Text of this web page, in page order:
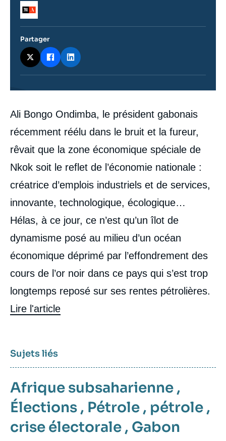
Contenu
intervention
médiatique
Ali Bongo Ondimba, le président gabonais
récemment réélu dans le bruit et la fureur,
rêvait que la zone économique spéciale de
Nkok soit le reflet de l’économie nationale :
créatrice d’emplois industriels et de services,
innovante, technologique, écologique…
Hélas, à ce jour, ce n’est qu’un îlot de
dynamisme posé au milieu d’un océan
économique déprimé par l’effondrement des
cours de l’or noir dans ce pays qui s’est trop
longtemps reposé sur ses rentes pétrolières.
Lire l'article
Logo
Partager
Sujets liés
Afrique subsaharienne ,
Élections , Pétrole , pétrole ,
crise électorale , Gabon